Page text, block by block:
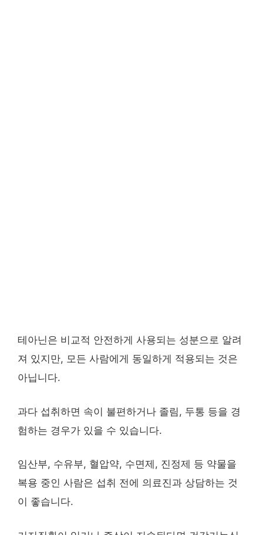
테아닌은 비교적 안전하게 사용되는 성분으로 알려
져 있지만, 모든 사람에게 동일하게 적용되는 것은
아닙니다.
과다 섭취하면 속이 불편하거나 졸림, 두통 등을 경
험하는 경우가 있을 수 있습니다.
임산부, 수유부, 혈압약, 수면제, 진정제 등 약물을
복용 중인 사람은 섭취 전에 의료진과 상담하는 것
이 좋습니다.